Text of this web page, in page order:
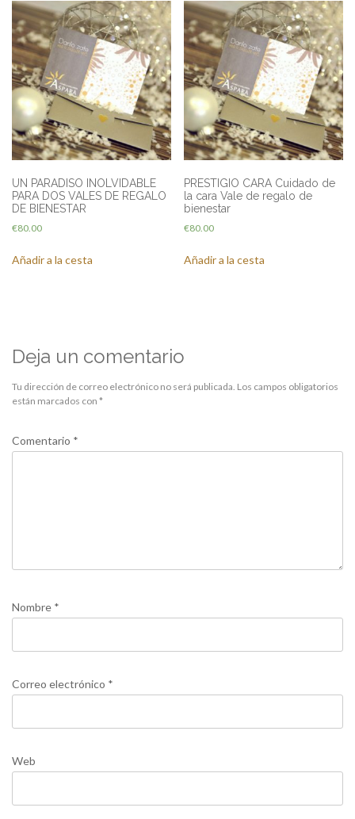
UN PARADISO INOLVIDABLE
PARA DOS VALES DE REGALO
DE BIENESTAR
€80.00
Añadir a la cesta
PRESTIGIO CARA Cuidado de
la cara Vale de regalo de
bienestar
€80.00
Añadir a la cesta
Deja un comentario
Tu dirección de correo electrónico no será publicada. Los campos obligatorios
están marcados con *
Comentario *
Nombre *
Correo electrónico *
Web